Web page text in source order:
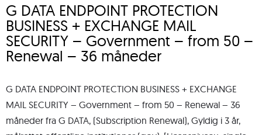
G DATA ENDPOINT PROTECTION
BUSINESS + EXCHANGE MAIL
SECURITY – Government – from 50 –
Renewal – 36 måneder
G DATA ENDPOINT PROTECTION BUSINESS + EXCHANGE
MAIL SECURITY – Government – from 50 – Renewal – 36
måneder fra G DATA, (Subscription Renewal), Gyldig i 3 år,